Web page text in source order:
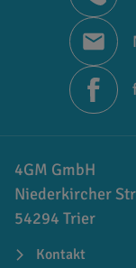
4GM GmbH
Niederkircher
54294 Trier
Kontakt